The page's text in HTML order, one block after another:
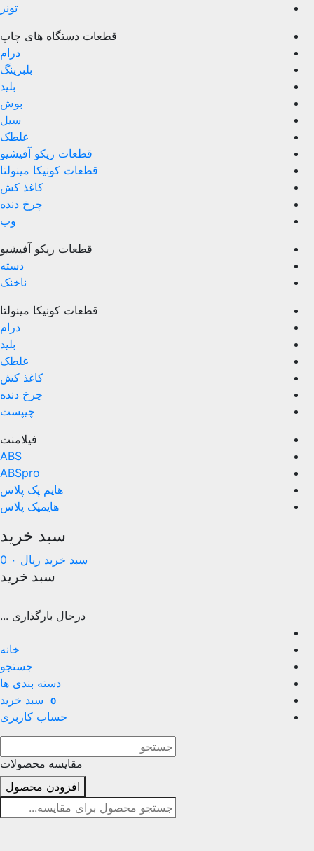
تونر
قطعات دستگاه های چاپ
درام
بلبرینگ
بلید
بوش
سیل
غلطک
قطعات ریکو آفیشیو
قطعات کونیکا مینولتا
کاغذ کش
چرخ دنده
وب
قطعات ریکو آفیشیو
دسته
ناخنک
قطعات کونیکا مینولتا
درام
بلید
غلطک
کاغذ کش
چرخ دنده
چیپست
فیلامنت
ABS
ABSpro
هایم پک پلاس
هایمپک پلاس
سبد خرید
سبد خرید ریال 0
سبد خرید
درحال بارگذاری ...
خانه
جستجو
دسته بندی ها
0
سبد خرید
حساب کاربری
مقایسه محصولات
افزودن محصول